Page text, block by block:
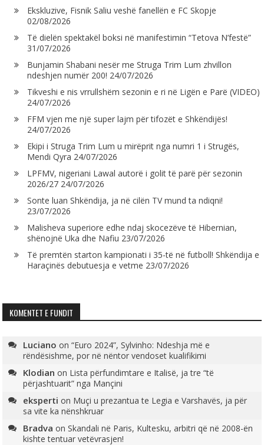
Ekskluzive, Fisnik Saliu veshë fanellën e FC Skopje
02/08/2026
Të dielën spektakël boksi në manifestimin “Tetova N’festë”
31/07/2026
Bunjamin Shabani nesër me Struga Trim Lum zhvillon
ndeshjen numër 200! 24/07/2026
Tikveshi e nis vrrullshëm sezonin e ri në Ligën e Parë (VIDEO)
24/07/2026
FFM vjen me një super lajm për tifozët e Shkëndijës!
24/07/2026
Ekipi i Struga Trim Lum u mirëprit nga numri 1 i Strugës,
Mendi Qyra 24/07/2026
LPFMV, nigeriani Lawal autorë i golit të parë për sezonin
2026/27 24/07/2026
Sonte luan Shkëndija, ja në cilën TV mund ta ndiqni!
23/07/2026
Malisheva superiore edhe ndaj skocezëve të Hibernian,
shënojnë Uka dhe Nafiu 23/07/2026
Të premtën starton kampionati i 35-të në futboll! Shkëndija e
Haraçinës debutuesja e vetme 23/07/2026
KOMENTET E FUNDIT
Luciano on“Euro 2024”, Sylvinho: Ndeshja më e
rëndësishme, por në nëntor vendoset kualifikimi
Klodian on Lista përfundimtare e Italisë, ja tre “të
përjashtuarit” nga Mançini
eksperti on Muçi u prezantua te Legia e Varshavës, ja për
sa vite ka nënshkruar
Bradva onSkandali në Paris, Kultesku, arbitri që në 2008-ën
kishte tentuar vetëvrasjen!